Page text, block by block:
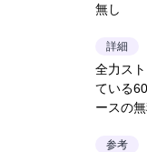
無し
詳細
全力ス
ている
ースの
参考